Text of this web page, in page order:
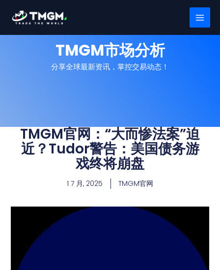
TMGM市场分析
分享全球最新资讯，掌控交易动态！
TMGM官网：“大而惨法案”迫
近？Tudor警告：美国债务游
戏终将崩盘
1 7 月, 2025 TMGM官网